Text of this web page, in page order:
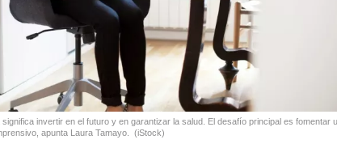
invertir en el futuro y en garantizar la salud. El desafío principal es fomentar
apunta Laura Tamayo. (iStock)